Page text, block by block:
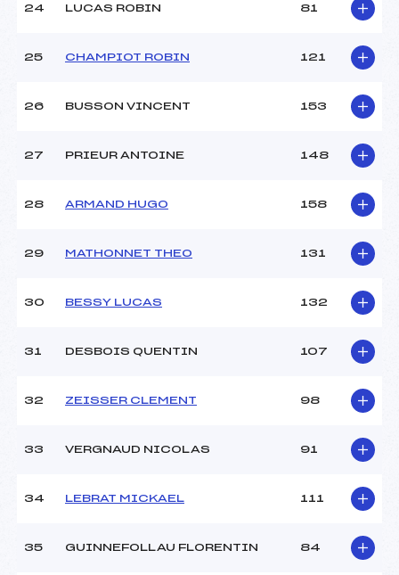
24 LUCAS ROBIN 81
25 CHAMPIOT ROBIN 121
26 BUSSON VINCENT 153
27 PRIEUR ANTOINE 148
28 ARMAND HUGO 158
29 MATHONNET THEO 131
30 BESSY LUCAS 132
31 DESBOIS QUENTIN 107
32 ZEISSER CLEMENT 98
33 VERGNAUD NICOLAS 91
34 LEBRAT MICKAEL 111
35 GUINNEFOLLAU FLORENTIN 84